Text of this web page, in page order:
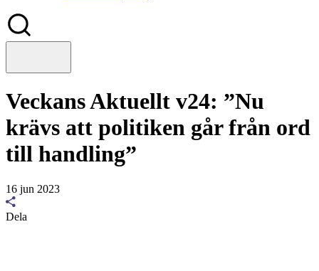
Veckans Aktuellt v24: ”Nu
krävs att politiken går från ord
till handling”
16 jun 2023
Dela